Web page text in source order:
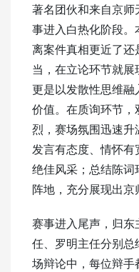
著名团伙和来自京
事进入白热化阶段。
离案件真相更近了还
当，在立论环节就
更是以发散性思维
价值。在质询环节
烈，赛场氛围迅速
发言有态度、情怀
绝佳风采；总结陈
阵地，充分展现出京
赛事进入尾声，归
任、罗明主任分别
场辩论中，每位辩